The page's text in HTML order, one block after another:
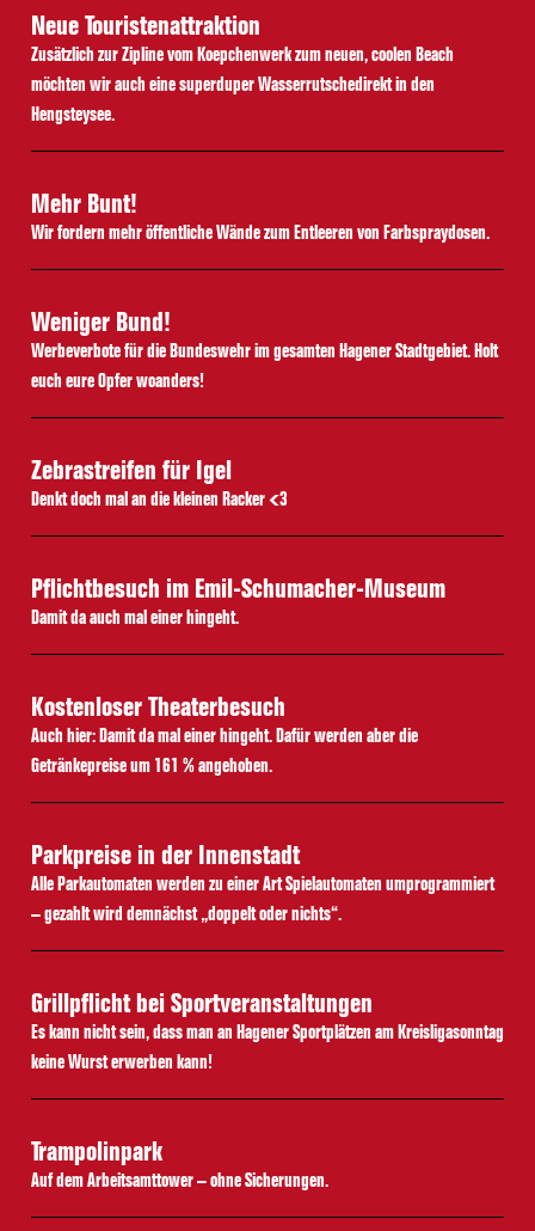
Neue Touristenattraktion
Zusätzlich zur Zipline vom Koepchenwerk zum neuen, coolen Beach
möchten wir auch eine superduper Wasserrutschedirekt in den
Hengsteysee.
Mehr Bunt!
Wir fordern mehr öffentliche Wände zum Entleeren von Farbspraydosen.
Weniger Bund!
Werbeverbote für die Bundeswehr im gesamten Hagener Stadtgebiet. Holt
euch eure Opfer woanders!
Zebrastreifen für Igel
Denkt doch mal an die kleinen Racker <3
Pflichtbesuch im Emil-Schumacher-Museum
Damit da auch mal einer hingeht.
Kostenloser Theaterbesuch
Auch hier: Damit da mal einer hingeht. Dafür werden aber die
Getränkepreise um 161 % angehoben.
Parkpreise in der Innenstadt
Alle Parkautomaten werden zu einer Art Spielautomaten umprogrammiert
– gezahlt wird demnächst „doppelt oder nichts“.
Grillpflicht bei Sportveranstaltungen
Es kann nicht sein, dass man an Hagener Sportplätzen am Kreisligasonntag
keine Wurst erwerben kann!
Trampolinpark
Auf dem Arbeitsamttower – ohne Sicherungen.